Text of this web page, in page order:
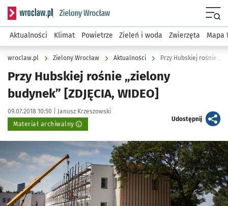
Serwis informacyjny wroclaw.pl podserwis: Środowisko we
Aktualności Klimat Powietrze Zieleń i woda Zwierzęta Mapa
wroclaw.pl Zielony Wrocław Aktualności Przy Hubskiej rośnie
Przy Hubskiej rośnie „zielony
budynek” [ZDJĘCIA, WIDEO]
Data publikacji:
09.07.2018 10:50 | Autor:
Janusz Krzeszowski
Materiał archiwalny
Udostępnijartykuł
Kliknij, aby powiększyć